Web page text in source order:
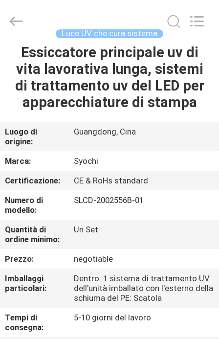
CASA
PRODOTTI
CIRCA
NOI
GIRO
DELLA
FABBRICA
CONTROLLO
DI
QUALITÀ
CONTATTICI
NOTIZIE
Syochi
Electronics
Luce UV che cura sistema
Essiccatore principale uv di
vita lavorativa lunga, sistemi
di trattamento uv del LED per
apparecchiature di stampa
Luogo di
origine:
Guangdong, Cina
Marca:
Syochi
Certificazione:
CE & RoHs standard
Numero di
modello:
SLCD-2002556B-01
Quantità di
ordine minimo:
Un Set
Prezzo:
negotiable
Imballaggi
particolari:
Dentro: 1 sistema di trattamento UV
dell'unità imballato con l'esterno della
schiuma del PE: Scatola
Tempi di
consegna:
5-10 giorni del lavoro